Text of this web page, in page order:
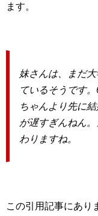
ます。
妹さんは、まだ
ているそうです。
ちゃんより先に
が遅すぎんねん
わりますね。
この引用記事にあり